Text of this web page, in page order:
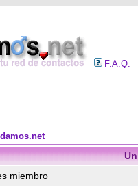
F.A.Q.
miembro